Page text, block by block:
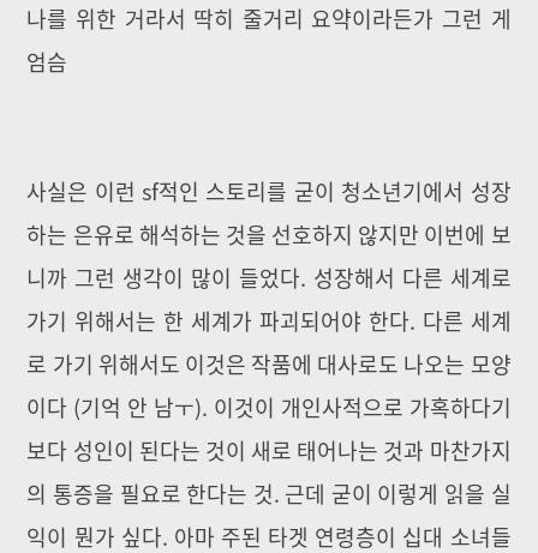
나를 위한 거라서 딱히 줄거리 요약이라든가 그런 게
엄슴
사실은 이런 sf적인 스토리를 굳이 청소년기에서 성장
하는 은유로 해석하는 것을 선호하지 않지만 이번에 보
니까 그런 생각이 많이 들었다. 성장해서 다른 세계로
가기 위해서는 한 세계가 파괴되어야 한다. 다른 세계
로 가기 위해서도 이것은 작품에 대사로도 나오는 모양
이다 (기억 안 남ㅜ). 이것이 개인사적으로 가혹하다기
보다 성인이 된다는 것이 새로 태어나는 것과 마찬가지
의 통증을 필요로 한다는 것. 근데 굳이 이렇게 읽을 실
익이 뭔가 싶다. 아마 주된 타겟 연령층이 십대 소녀들